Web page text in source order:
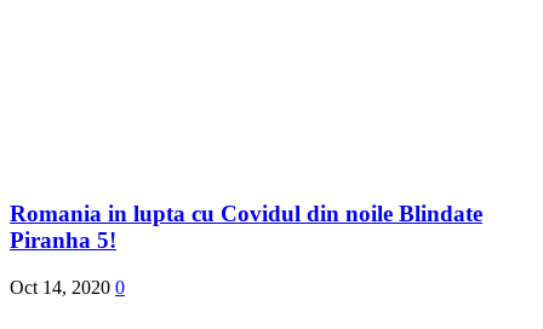
Romania in lupta cu Covidul din noile Blindate
Piranha 5!
Oct 14, 2020 0